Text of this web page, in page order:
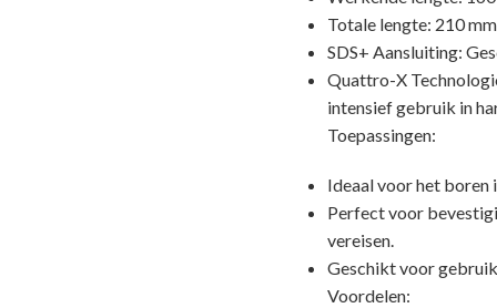
Totale lengte: 210 mm
SDS+ Aansluiting:
Quattro-X
intensief gebruik in
Toepassingen:
Ideaal voor het boren
Perfect voor
vereisen.
Geschikt voor
Voordelen: